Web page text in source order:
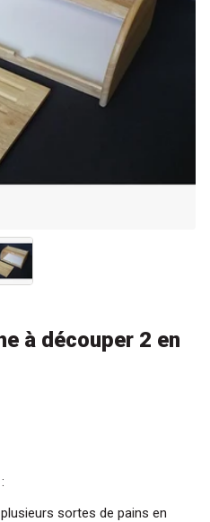
à découper 2 en
sortes de pains en